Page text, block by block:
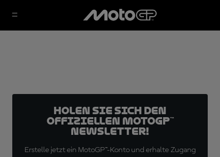
Holen Sie sich den
offiziellen MotoGP™
Newsletter!
Erstelle jetzt ein MotoGP™-Konto und erhalte Zugang